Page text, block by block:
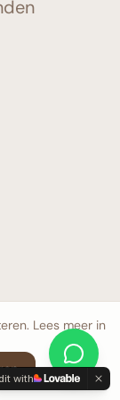
Lees meer in
with